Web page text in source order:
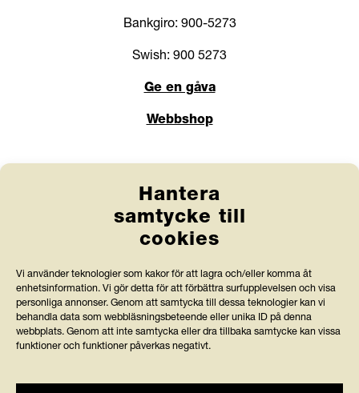
Hantera
samtycke till
cookies
Vi använder teknologier som kakor för att lagra och/eller komma åt
enhetsinformation. Vi gör detta för att förbättra surfupplevelsen och visa
personliga annonser. Genom att samtycka till dessa teknologier kan vi
behandla data som webbläsningsbeteende eller unika ID på denna
webbplats. Genom att inte samtycka eller dra tillbaka samtycke kan vissa
funktioner och funktioner påverkas negativt.
Bankgiro: 900-5273
Swish: 900 5273
Ge en gåva
Webbshop
Anlita Friends
Jobba hos oss
Prenumerera på nyhetsbrev
Press och rapporter
Styrdokument och köpvillkor